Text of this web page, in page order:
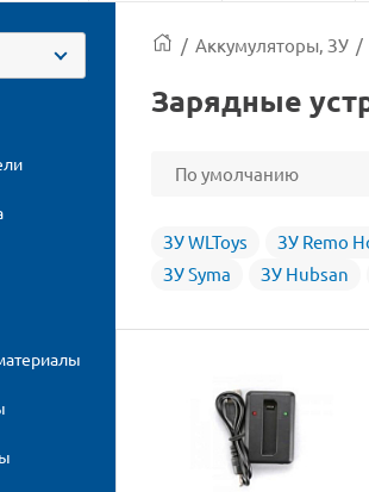
/ Аккумуляторы, ЗУ /
Зарядные
По умолчанию
ЗУ WLToys ЗУ Remo
ЗУ Syma
ЗУ Hubsan